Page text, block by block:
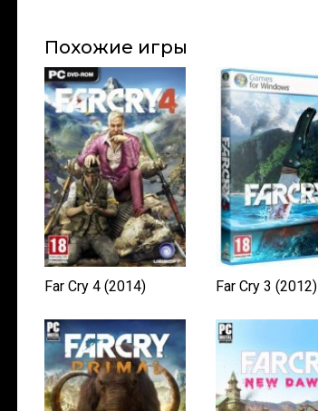
Похожие игры
Far Cry 4 (2014) Far Cry 3 (2012)